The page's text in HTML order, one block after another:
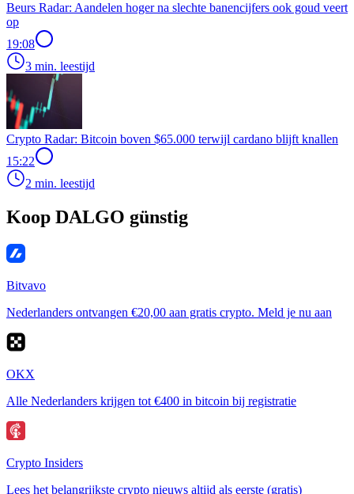
Beurs Radar: Aandelen hoger na slechte banencijfers ook goud veert
op
19:08
3 min. leestijd
Crypto Radar: Bitcoin boven $65.000 terwijl cardano blijft knallen
15:22
2 min. leestijd
Koop DALGO günstig
Bitvavo
Nederlanders ontvangen €20,00 aan gratis crypto. Meld je nu aan
OKX
Alle Nederlanders krijgen tot €400 in bitcoin bij registratie
Crypto Insiders
Lees het belangrijkste crypto nieuws altijd als eerste (gratis)